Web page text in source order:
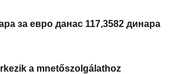
за евро данас 117,3582 динара
a mnetőszolgálathoz